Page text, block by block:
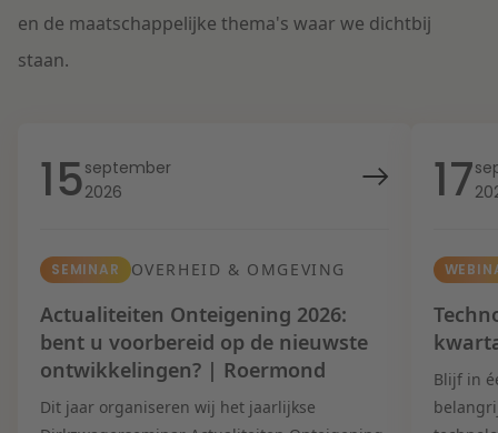
en de maatschappelijke thema's waar we dichtbij
staan.
15september
2026
SEMINAR OVERHEID & OMGEVING
Actualiteiten Onteigening 2026:
bent u voorbereid op de nieuwste
ontwikkelingen? | Roermond
Dit jaar organiseren wij het jaarlijkse
17
Blijf in